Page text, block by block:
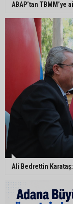
ABAP’tan TBMM’ye
Ali Bedrettin